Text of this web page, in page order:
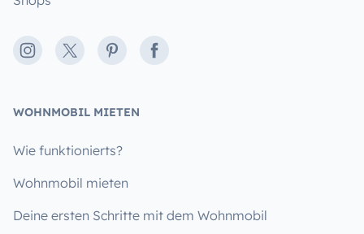
Instagram
X PinterestFacebook
WOHNMOBIL MIETEN
Wie funktionierts?
Wohnmobil mieten
Deine ersten Schritte mit dem Wohnmobil